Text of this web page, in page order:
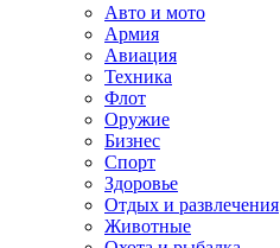
Авто и мото
Армия
Авиация
Техника
Флот
Оружие
Бизнес
Спорт
Здоровье
Отдых и развлечения
Животные